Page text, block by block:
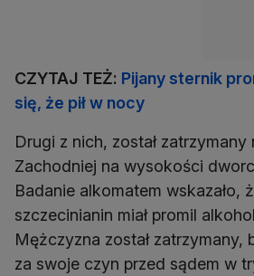
CZYTAJ TEŻ: Pijany sternik
się, że pił w nocy
Drugi z nich, został zatrzymany
Zachodniej na wysokości
Badanie alkomatem wskazało,
szczecinianin miał promil
Mężczyzna został zatrzymany,
za swoje czyn przed sądem w